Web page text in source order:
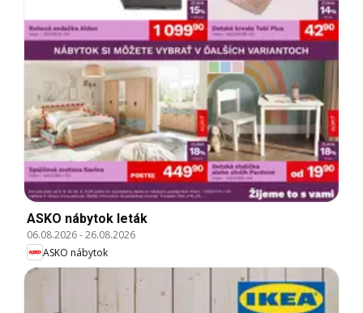
ASKO nábytok leták
06.08.2026-26.08.2026
ASKO nábytok